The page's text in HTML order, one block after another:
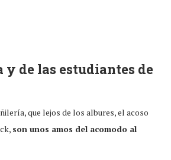
y de las estudiantes de
que lejos de los albures, el acoso
son unos amos del acomodo al